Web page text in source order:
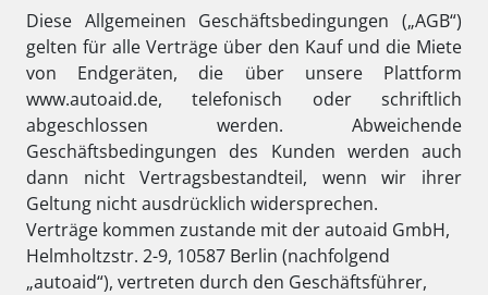
Diese Allgemeinen Geschäftsbedingungen („AGB“)
gelten für alle Verträge über den Kauf und die Miete
von Endgeräten, die über unsere Plattform
www.autoaid.de, telefonisch oder schriftlich
abgeschlossen werden. Abweichende
Geschäftsbedingungen des Kunden werden auch
dann nicht Vertragsbestandteil, wenn wir ihrer
Geltung nicht ausdrücklich widersprechen.
Verträge kommen zustande mit der autoaid GmbH,
Helmholtzstr. 2-9, 10587 Berlin (nachfolgend
„autoaid“), vertreten durch den Geschäftsführer,